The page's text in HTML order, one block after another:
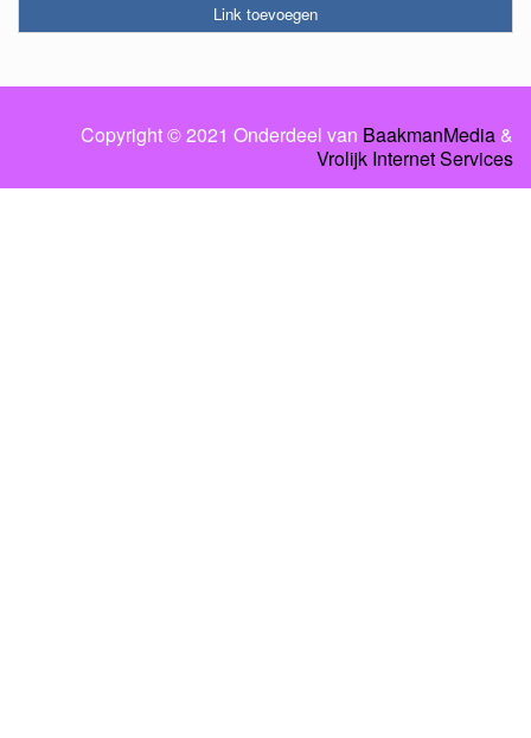
Link toevoegen
Copyright © 2021 Onderdeel van BaakmanMedia &
Vrolijk Internet Services